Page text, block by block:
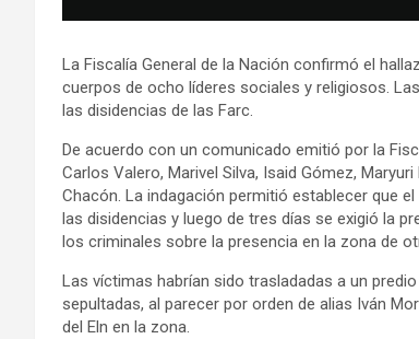
La Fiscalía General de la Nación confirmó el
cuerpos de ocho líderes sociales y religiosos.
las disidencias de las Farc.
De acuerdo con un comunicado emitió por la
Carlos Valero, Marivel Silva, Isaid Gómez,
Chacón. La indagación permitió establecer que
las disidencias y luego de tres días se exigió la
los criminales sobre la presencia en la zona de
Las víctimas habrían sido trasladadas a un
sepultadas, al parecer por orden de alias Iván
del Eln en la zona.